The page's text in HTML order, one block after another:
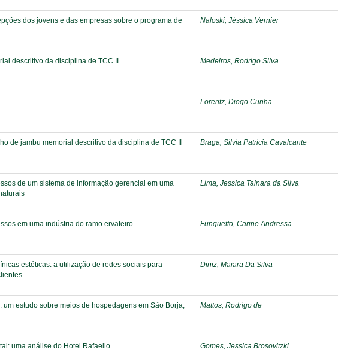
dos jovens e das empresas sobre o programa de
Naloski, Jéssica Vernier
descritivo da disciplina de TCC II Medeiros, Rodrigo Silva
Lorentz, Diogo Cunha
de jambu memorial descritivo da disciplina de TCC II Braga, Silvia Patricia Cavalcante
de um sistema de informação gerencial em uma
Lima, Jessica Tainara da Silva
em uma indústria do ramo ervateiro Funguetto, Carine Andressa
estéticas: a utilização de redes sociais para
Diniz, Maiara Da Silva
um estudo sobre meios de hospedagens em São Borja,
Mattos, Rodrigo de
uma análise do Hotel Rafaello Gomes, Jessica Brosovitzki